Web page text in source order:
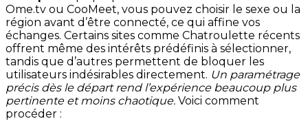
Ome.tv ou CooMeet, vous pouvez choisir le sexe ou la
région avant d’être connecté, ce qui affine vos
échanges. Certains sites comme Chatroulette récents
offrent même des intérêts prédéfinis à sélectionner,
tandis que d’autres permettent de bloquer les
utilisateurs indésirables directement. Un paramétrage
précis dès le départ rend l’expérience beaucoup plus
pertinente et moins chaotique. Voici comment
procéder :